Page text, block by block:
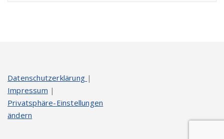
Datenschutzerklärung |
Impressum |
Privatsphäre-Einstellungen
ändern